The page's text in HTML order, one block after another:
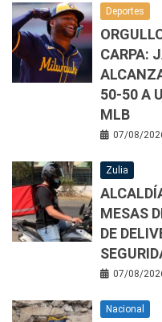
Deportes
CARPA:
50-50 A
MLB
07/08/
Zulia
MESAS
DE
07/08/
Nacional